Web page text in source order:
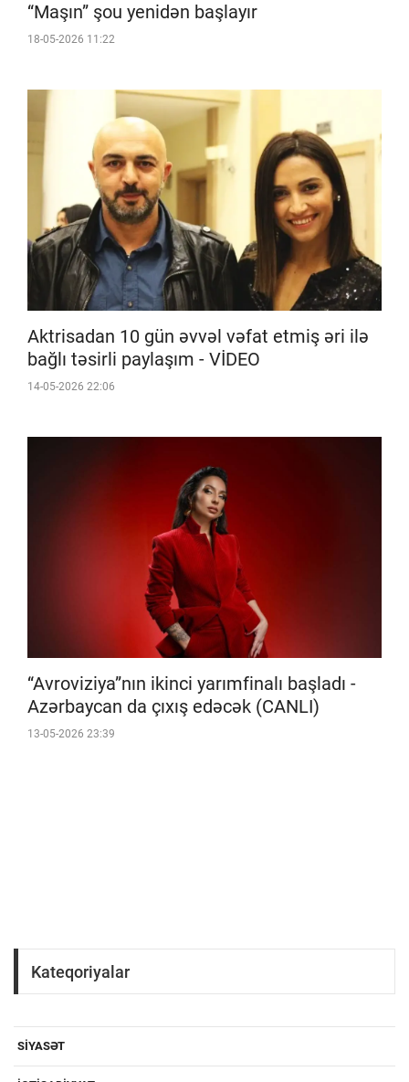
“Maşın” şou yenidən başlayır
18-05-2026 11:22
Aktrisadan 10 gün əvvəl vəfat etmiş əri ilə
bağlı təsirli paylaşım - VİDEO
14-05-2026 22:06
“Avroviziya”nın ikinci yarımfinalı başladı -
Azərbaycan da çıxış edəcək (CANLI)
13-05-2026 23:39
Kateqoriyalar
SIYASƏT